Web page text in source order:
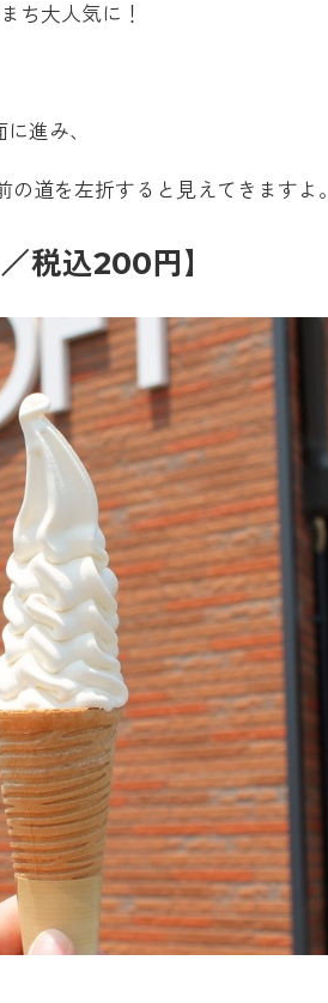
ち大人気に！
進み、
道を左折すると見えてきますよ。
税込200円】